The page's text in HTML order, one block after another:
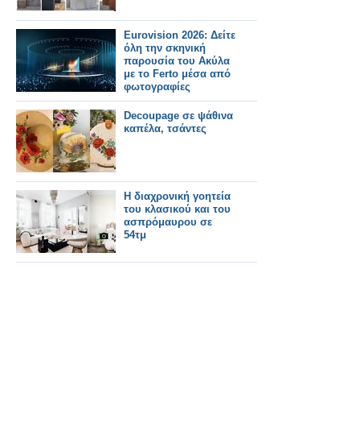
Eurovision 2026: Δείτε
όλη την σκηνική
παρουσία του Ακύλα
με το Ferto μέσα από
φωτογραφίες
Decoupage σε ψάθινα
καπέλα, τσάντες
Η διαχρονική γοητεία
του κλασικού και του
ασπρόμαυρου σε
54τμ